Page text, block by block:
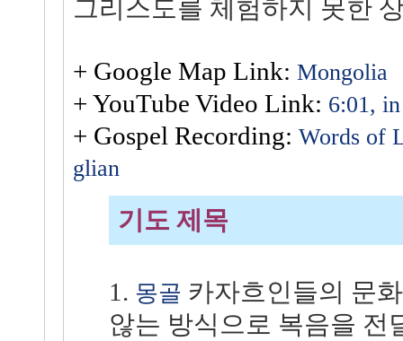
그리스도를 체험하지 못한
+ Google Map Link: Mongolia
+ YouTube Video Link: 6:01,
+ Gospel Recording: Words of
glian
기도 제목
1. 몽골 카자흐인들의 문
않는 방식으로 복음을 전